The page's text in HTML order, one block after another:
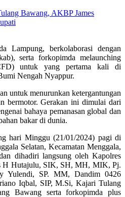
Lampung, berkolaborasi dengan
serta forkopimda melaunching
untuk yang pertama kali di
Nengah Nyappur.
untuk menurunkan ketergantungan
bermotor. Gerakan ini dimulai dari
bahaya pemanasan global dan
bakar di dunia.
hari Minggu (21/01/2024) pagi di
Selatan, Kecamatan Menggala,
dihadiri langsung oleh Kapolres
H Hutajulu, SIK, SH, MH, MIK, Pj.
Yulendi, SP. MM, Dandim 0426
Iqbal, SIP, M.Si, Kajari Tulang
Bawang serta forkopimda plus